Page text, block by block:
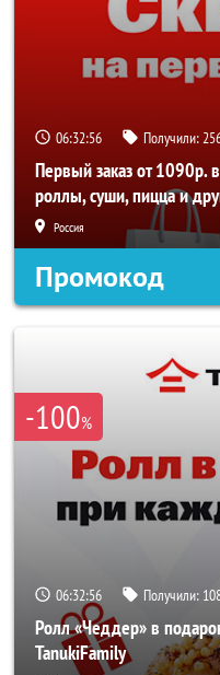
06:32:56 Получили:
Первый заказ от 1090р.
роллы, суши, пицца и
Россия
Промокод
-100%
06:32:56 Получили:
Ролл «Чеддер» в
TanukiFamily